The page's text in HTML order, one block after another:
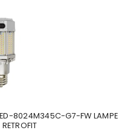
8024M345C-G7-FW LAMPE